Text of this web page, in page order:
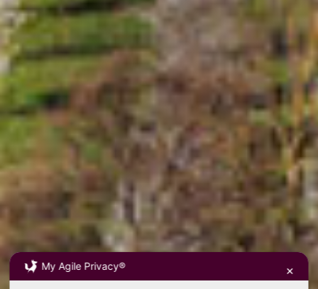
My Agile Privacy® ✕